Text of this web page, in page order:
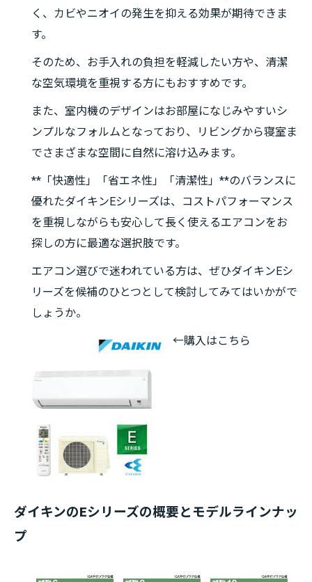
く、カビやニオイの発生を抑える効果が期待できま
す。
そのため、お手入れの負担を軽減したい方や、清潔
な空気環境を重視する方にもおすすめです。
また、室内機のデザインはお部屋になじみやすいシ
ンプルなフォルムとなっており、リビングから寝室ま
でさまざまな空間に自然に溶け込みます。
**「快適性」「省エネ性」「清潔性」**のバランスに
優れたダイキンEシリーズは、コストパフォーマンス
を重視しながらも安心して長く使えるエアコンをお
探しの方に最適な選択肢です。
エアコン選びで迷われている方は、ぜひダイキンEシ
リーズを候補のひとつとして検討してみてはいかがで
しょうか。
←購入はこちら
ダイキンのEシリーズの概要とモデルラインナッ
プ